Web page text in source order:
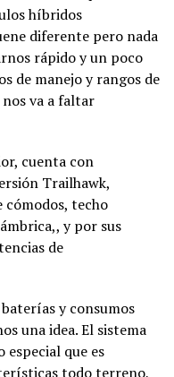
híbridos
diferente pero nada
rápido y un poco
de manejo y rangos de
va a faltar
cuenta con
Trailhawk,
cómodos, techo
y por sus
de
y consumos
una idea. El sistema
que es
todo terreno,